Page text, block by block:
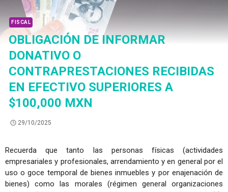
FISCAL
OBLIGACIÓN DE INFORMAR
DONATIVO O
CONTRAPRESTACIONES RECIBIDAS
EN EFECTIVO SUPERIORES A
$100,000 MXN
29/10/2025
Recuerda que tanto las personas físicas (actividades
empresariales y profesionales, arrendamiento y en general por el
uso o goce temporal de bienes inmuebles y por enajenación de
bienes) como las morales (régimen general organizaciones